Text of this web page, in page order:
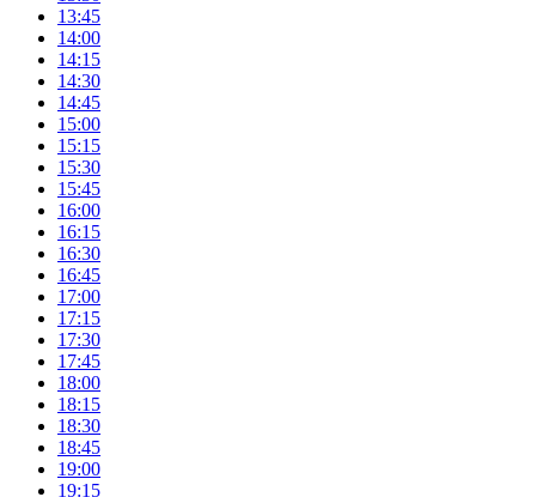
13:45
14:00
14:15
14:30
14:45
15:00
15:15
15:30
15:45
16:00
16:15
16:30
16:45
17:00
17:15
17:30
17:45
18:00
18:15
18:30
18:45
19:00
19:15